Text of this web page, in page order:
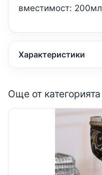
вместимост: 200мл
Характеристики
Още от категорията